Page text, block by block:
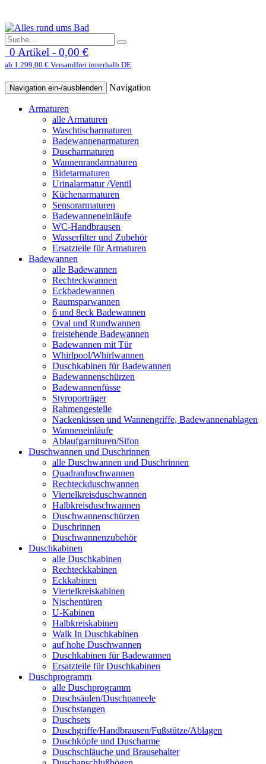
0 Artikel - 0,00 €
ab 1.299,00 € Versandfrei innerhalb DE
Navigation ein-/ausblenden Navigation
Armaturen
alle Armaturen
Waschtischarmaturen
Badewannenarmaturen
Duscharmaturen
Wannenrandarmaturen
Bidetarmaturen
Urinalarmatur /Ventil
Küchenarmaturen
Sensorarmaturen
Badewanneneinläufe
WC-Handbrausen
Wasserfilter und Zubehör
Ersatzteile für Armaturen
Badewannen
alle Badewannen
Rechteckwannen
Eckbadewannen
Raumsparwannen
6 und 8eck Badewannen
Oval und Rundwannen
freistehende Badewannen
Badewannen mit Tür
Whirlpool/Whirlwannen
Duschkabinen für Badewannen
Badewannenschürzen
Badewannenfüsse
Styroporträger
Rahmengestelle
Nackenkissen und Wannengriffe, Badewannenablagen
Wanneneinläufe
Ablaufgarnituren/Sifon
Duschwannen und Duschrinnen
alle Duschwannen und Duschrinnen
Quadratduschwannen
Rechteckduschwannen
Viertelkreisduschwannen
Halbkreisduschwannen
Duschwannenschürzen
Duschrinnen
Duschwannenzubehör
Duschkabinen
alle Duschkabinen
Rechteckkabinen
Eckkabinen
Viertelkreiskabinen
Nischentüren
U-Kabinen
Halbkreiskabinen
Walk In Duschkabinen
auf hohe Duschwannen
Duschkabinen für Badewannen
Ersatzteile für Duschkabinen
Duschprogramm
alle Duschprogramm
Duschsäulen/Duschpaneele
Duschstangen
Duschsets
Duschgriffe/Handbrausen/Fußstütze/Ablagen
Duschköpfe und Duscharme
Duschschläuche und Brausehalter